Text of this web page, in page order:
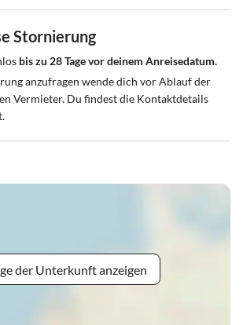
Stornierung
bis zu 28 Tage vor deinem Anreisedatum.
anzufragen wende dich vor Ablauf der
Vermieter. Du findest die Kontaktdetails
der Unterkunft anzeigen